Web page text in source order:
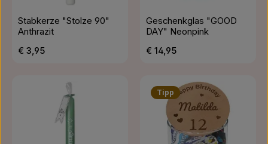
Stabkerze "Stolze 90"
Anthrazit
Regulärer Preis:
€ 3,95
Geschenkglas "GOOD
DAY" Neonpink
Regulärer Preis:
€ 14,95
Tipp